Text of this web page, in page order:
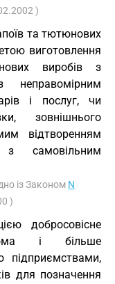
)
та тютюнових
виготовлення
виробів з
і послуг, чи
зовнішнього
відтворенням
самовільним
із Законом N
)
добросовісне
і більше
підприємствами,
для позначення